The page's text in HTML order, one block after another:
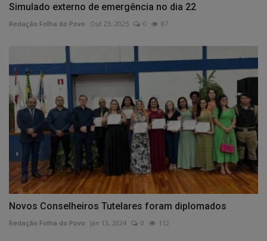
Simulado externo de emergência no dia 22
Redação Folha do Povo Out 23, 2025 0 87
Novos Conselheiros Tutelares foram diplomados
Redação Folha do Povo Jan 13, 2024 0 112